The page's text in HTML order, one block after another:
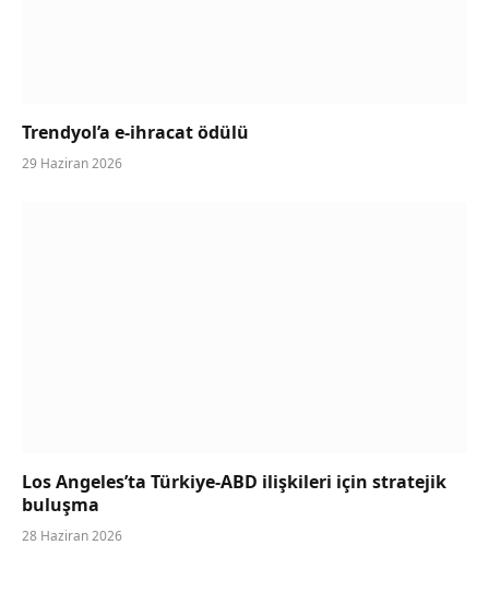
Trendyol’a e-ihracat ödülü
29 Haziran 2026
Los Angeles’ta Türkiye-ABD ilişkileri için stratejik
buluşma
28 Haziran 2026